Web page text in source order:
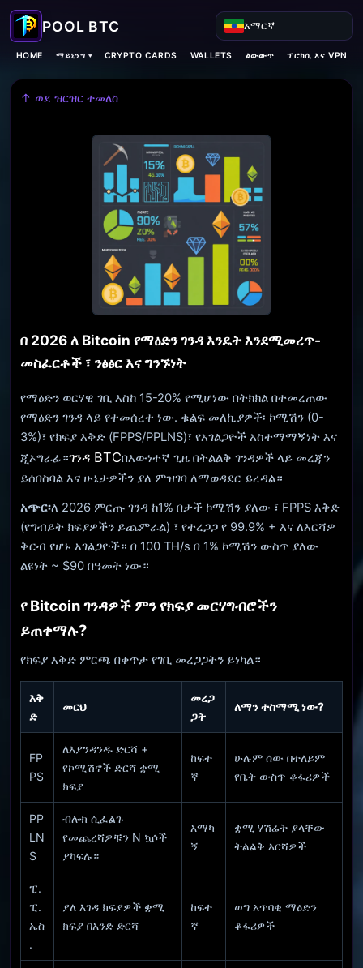
አማርኛ
HOME ማይኒንግ ▾ CRYPTO CARDS WALLETS ልውውጥ ፕሮክሲ እና VPN
↑ ወደ ዝርዝር ተመለስ
በ 2026 ለ Bitcoin የማዕድን ገንዳ እንዴት እንደሚመረጥ-
መስፈርቶች ፣ ንፅፅር እና ግንኙነት
የማዕድን ወርሃዊ ገቢ እስከ 15-20% የሚሆነው በትክክል በተመረጠው
የማዕድን ገንዳ ላይ የተመሰረተ ነው. ቁልፍ መለኪያዎች፡ ኮሚሽን (0-
3%)፣ የክፍያ እቅድ (FPPS/PPLNS)፣ የአገልጋዮች አስተማማኝነት እና
ጂኦግራፊ።ገንዳ BTCበእውነተኛ ጊዜ በትልልቅ ገንዳዎች ላይ መረጃን
ይሰበስባል እና ሁኔታዎችን ያለ ምዝገባ ለማወዳደር ይረዳል።
አጭር፡ለ 2026 ምርጡ ገንዳ ከ1% በታች ኮሚሽን ያለው ፣ FPPS እቅድ
(የግብይት ክፍያዎችን ይጨምራል) ፣ የተረጋጋ የ 99.9% + እና ለእርሻዎ
ቅርብ የሆኑ አገልጋዮች። በ 100 TH/s በ 1% ኮሚሽን ውስጥ ያለው
ልዩነት ~ $90 በዓመት ነው።
የ Bitcoin ገንዳዎች ምን የክፍያ መርሃግብሮችን
ይጠቀማሉ?
የክፍያ እቅድ ምርጫ በቀጥታ የገቢ መረጋጋትን ይነካል።
እቅ
ድ
መርህ
መረጋ
ጋት
ለማን ተስማሚ ነው?
FP
PS
ለእያንዳንዱ ድርሻ +
የኮሚሽኖች ድርሻ ቋሚ
ክፍያ
ከፍተ
ኛ
ሁሉም ሰው በተለይም
የቤት ውስጥ ቆፋሪዎች
PP
LN
S
ብሎክ ሲፈልጉ
የመጨረሻዎቹን N ኳሶች
ያካፍሉ።
አማካ
ኝ
ቋሚ ሃሽሬት ያላቸው
ትልልቅ እርሻዎች
ፒ.
ፒ.
ኤስ
.
ያለ እገዳ ክፍያዎች ቋሚ
ክፍያ በአንድ ድርሻ
ከፍተ
ኛ
ወግ አጥባቂ ማዕድን
ቆፋሪዎች